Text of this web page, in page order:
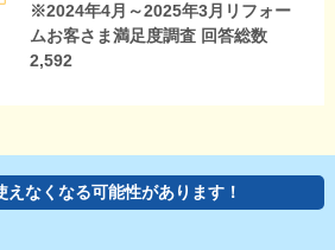
※2024年4月～2025年3月リフォー
ムお客さま満足度調査 回答総数
2,592
なくなる可能性があります！